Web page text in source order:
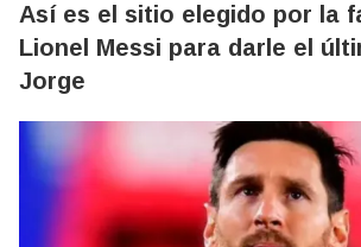
Así es el sitio elegido por la
Lionel Messi para darle el
Jorge